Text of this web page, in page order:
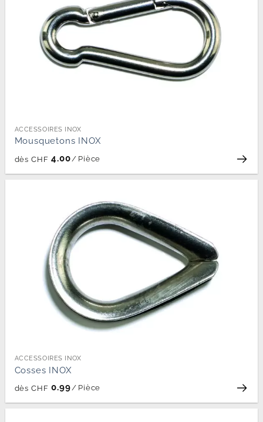
ACCESSOIRES INOX
Mousquetons INOX
dès CHF 4.00 / Pièce
ACCESSOIRES INOX
Cosses INOX
dès CHF 0.99 / Pièce